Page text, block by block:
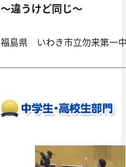
～違うけど同じ～
福島県 いわき市立勿来第一